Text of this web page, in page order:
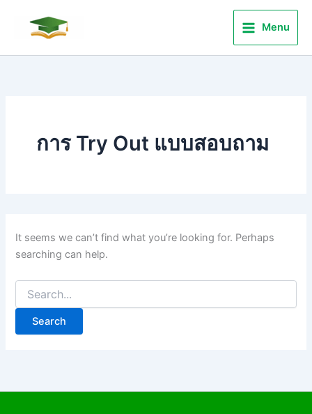
Menu
การ Try Out แบบสอบถาม
It seems we can’t find what you’re looking for. Perhaps
searching can help.
for: